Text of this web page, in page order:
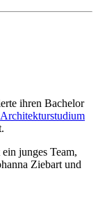
ihren Bachelor
Architekturstudium
junges Team,
Ziebart und